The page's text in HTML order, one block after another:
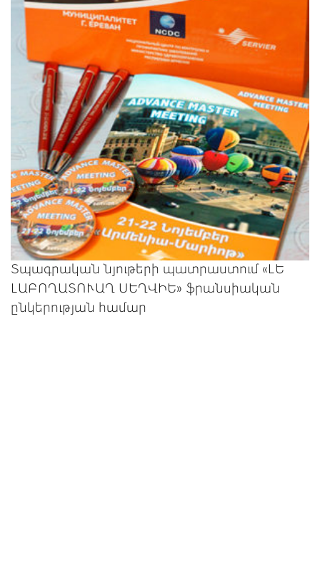
Տպագրական նյութերի պատրաստում «ԼԵ
ԼԱԲՈՂԱՏՈՒԱՂ ՍԵՂՎԻԵ» ֆրանսիական
ընկերության համար